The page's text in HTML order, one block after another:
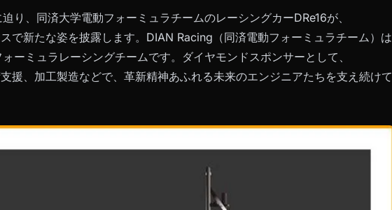
り、同済大学電動フォーミュラチームのレーシングカーDRe16が、
で新たな姿を披露します。DIAN Racing（同済電動フォーミュラチーム）は
ーミュラレーシングチームです。ダイヤモンドスポンサーとして、
援、加工製造などで、革新精神あふれる未来のエンジニアたちを支え続けて